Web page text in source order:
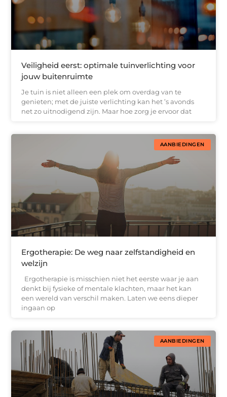
Veiligheid eerst: optimale tuinverlichting voor
jouw buitenruimte
Je tuin is niet alleen een plek om overdag van te
genieten; met de juiste verlichting kan het ’s avonds
net zo uitnodigend zijn. Maar hoe zorg je ervoor dat
AANBIEDINGEN
Ergotherapie: De weg naar zelfstandigheid en
welzijn
Ergotherapie is misschien niet het eerste waar je aan
denkt bij fysieke of mentale klachten, maar het kan
een wereld van verschil maken. Laten we eens dieper
ingaan op
AANBIEDINGEN